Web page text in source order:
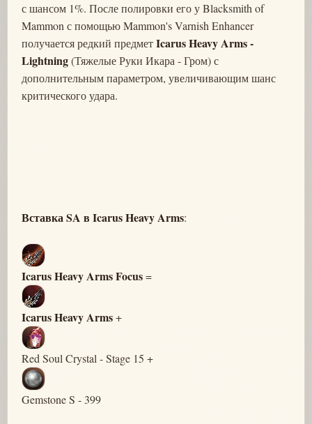
с шансом 1%. После полировки его у Blacksmith of
Mammon с помощью Mammon's Varnish Enhancer
получается редкий предметIcarus Heavy Arms -
Lightning(Тяжелые Руки Икара - Гром) с
дополнительным параметром, увеличивающим шанс
критического удара.
Вставка SA в Icarus Heavy Arms:
Icarus Heavy Arms Focus=
Icarus Heavy Arms+
Red Soul Crystal - Stage 15 +
Gemstone S - 399